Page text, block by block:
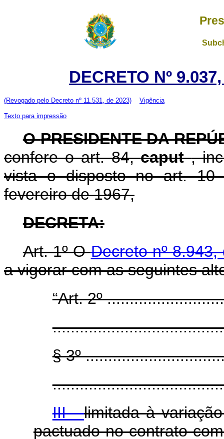
DECRETO Nº
(Revogado pelo Decreto nº 11.531, de 2023) Vigência
Texto para impressão
OPRESIDENTE DA
confere o art. 84,caput,
vista o disposto no art. 10
fevereiro de 1967,
DECRETA:
Art. 1º ODecreto nº
a vigorar com as seguintes
“Art. 2º
§ 3º
III -limitada à
pactuado no contrato